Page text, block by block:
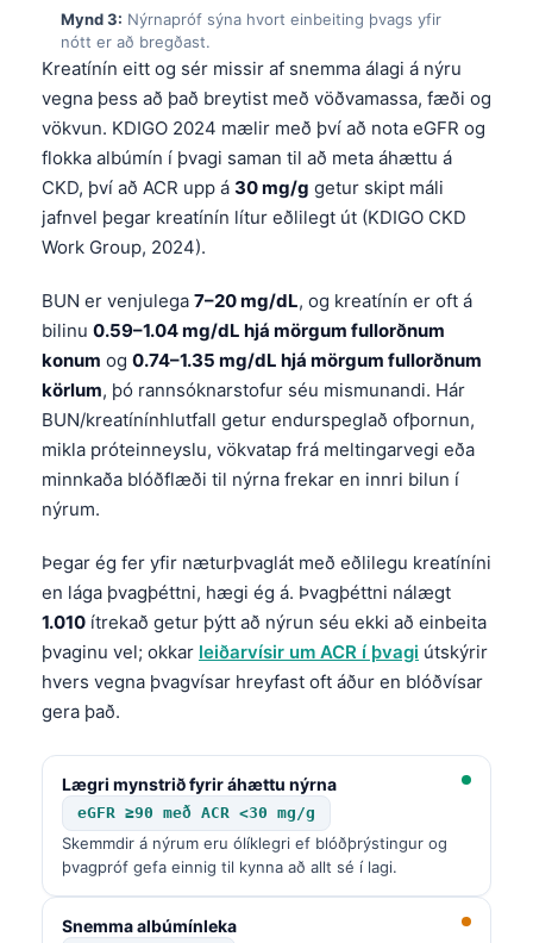
Mynd 3: Nýrnapróf sýna hvort einbeiting þvags yfir
nótt er að bregðast.
Kreatínín eitt og sér missir af snemma álagi á nýru
vegna þess að það breytist með vöðvamassa, fæði og
vökvun. KDIGO 2024 mælir með því að nota eGFR og
flokka albúmín í þvagi saman til að meta áhættu á
CKD, því að ACR upp á 30 mg/g getur skipt máli
jafnvel þegar kreatínín lítur eðlilegt út (KDIGO CKD
Work Group, 2024).
BUN er venjulega 7–20 mg/dL, og kreatínín er oft á
bilinu 0.59–1.04 mg/dL hjá mörgum fullorðnum
konum og 0.74–1.35 mg/dL hjá mörgum fullorðnum
körlum, þó rannsóknarstofur séu mismunandi. Hár
BUN/kreatínínhlutfall getur endurspeglað ofþornun,
mikla próteinneyslu, vökvatap frá meltingarvegi eða
minnkaða blóðflæði til nýrna frekar en innri bilun í
nýrum.
Þegar ég fer yfir næturþvaglát með eðlilegu kreatíníni
en lága þvagþéttni, hægi ég á. Þvagþéttni nálægt
1.010 ítrekað getur þýtt að nýrun séu ekki að einbeita
þvaginu vel; okkar leiðarvísir um ACR í þvagi útskýrir
hvers vegna þvagvísar hreyfast oft áður en blóðvísar
gera það.
Lægri mynstrið fyrir áhættu nýrna
eGFR ≥90 með ACR <30 mg/g
Skemmdir á nýrum eru ólíklegri ef blóðþrýstingur og
þvagpróf gefa einnig til kynna að allt sé í lagi.
Snemma albúmínleka